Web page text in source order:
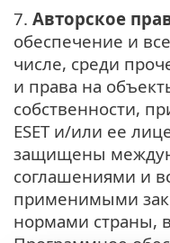
7. Авторское
обеспечение и
числе, среди
и права на
собственности,
ESET и/или ее
защищены
соглашениями и
применимыми
нормами страны,